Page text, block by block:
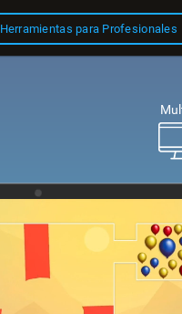
Herramientas para Profesionales